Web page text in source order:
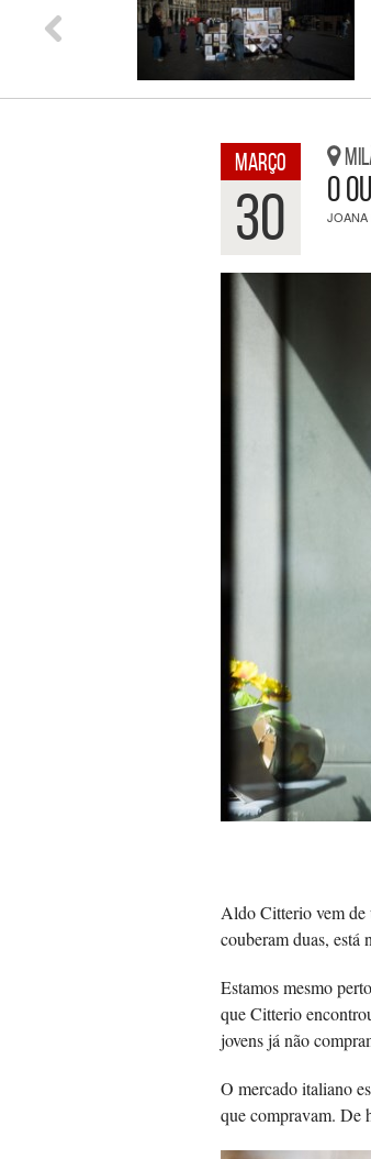
MARÇO
30 O
JOANA
Aldo Citterio vem de
couberam duas, está
Estamos mesmo
que Citterio
jovens já não
O mercado italiano
que compravam. De